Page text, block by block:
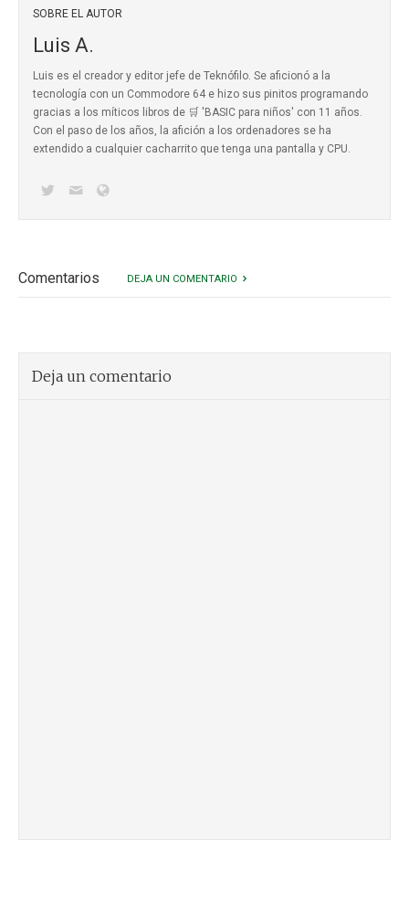
SOBRE EL AUTOR
Luis A.
Luis es el creador y editor jefe de Teknófilo. Se aficionó a la
tecnología con un Commodore 64 e hizo sus pinitos programando
gracias a los míticos libros de 🛒 'BASIC para niños' con 11 años.
Con el paso de los años, la afición a los ordenadores se ha
extendido a cualquier cacharrito que tenga una pantalla y CPU.
Comentarios DEJA UN COMENTARIO
Deja un comentario